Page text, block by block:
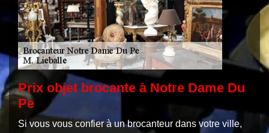
Prix objet brocante à Notre Dame Du
Pe
Si vous vous confier à un brocanteur dans votre ville,